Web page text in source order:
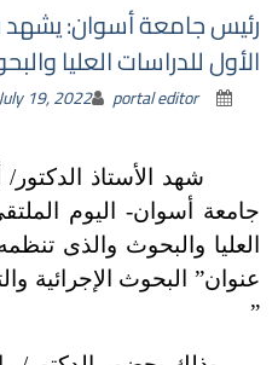
رئيس جامعة أسوان: يشهد
الأول للدراسات العليا
19, 2022 portal editor
شهد الأستاذ الدكتور/
جامعة أسوان- اليوم
العليا والبحوث والذى
عنوان” البحوث الإجرائية
”